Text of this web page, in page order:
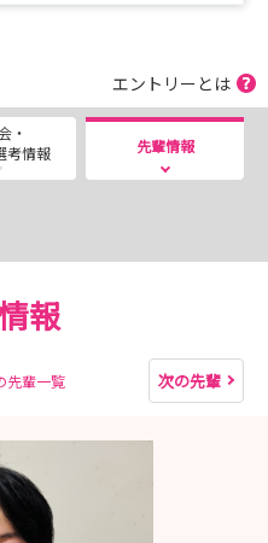
見学 熊本医療センター 受
）～12月19日（土）
就職説明会 熊本医療セン
日（金）～1月27日（水）
就職説明会 受付期間：令
木）
学 熊本医療センター 受
就職説明会 熊本医療セン
学 熊本医療センター 受
～2月19日（金）
15：35 受付期間：
日（水）
エントリーとは
・
考情報
先輩情報
報
先輩一覧 次の先輩